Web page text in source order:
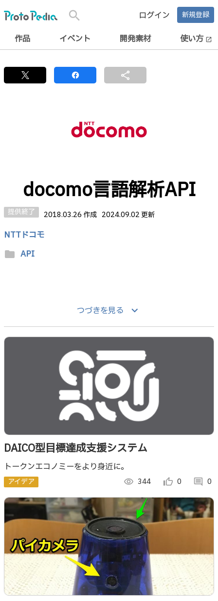
search ログイン 新規登録
作品 イベント 開発素材 使い方 open_in_new
share
docomo言語解析API
提供終了 2018.03.26 作成 2024.09.02 更新
NTTドコモ
folder API
つづきを見る keyboard_arrow_down
DAICO型目標達成支援システム
トークンエコノミーをより身近に。
アイデア visibility 344 thumb_up_alt 0 comment 0